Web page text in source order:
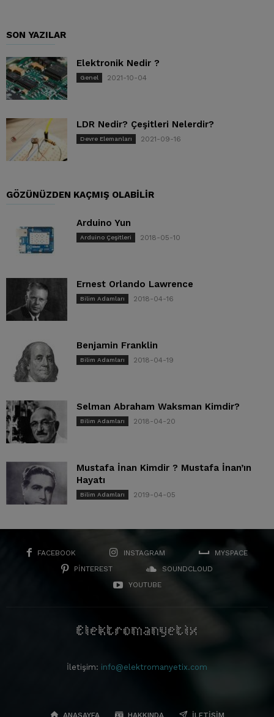
SON YAZILAR
Elektronik Nedir ?
Genel 2021-10-04
LDR Nedir? Çeşitleri Nelerdir?
Devre Elemanları 2021-09-16
GÖZÜNÜZDEN KAÇMIŞ OLABILIR
Arduino Yun
Arduino Çeşitleri 2018-05-10
Ernest Orlando Lawrence
Bilim Adamları 2018-04-16
Benjamin Franklin
Bilim Adamları 2018-04-19
Selman Abraham Waksman Kimdir?
Bilim Adamları 2018-04-20
Mustafa İnan Kimdir ? Mustafa İnan’ın
Hayatı
Bilim Adamları 2019-04-05
FACEBOOK INSTAGRAM
MYSPACE
PINTEREST
SOUNDCLOUD
YOUTUBE
İletişim: info@elektromanyetix.com
ANASAYFA HAKKINDA İLETIŞIM